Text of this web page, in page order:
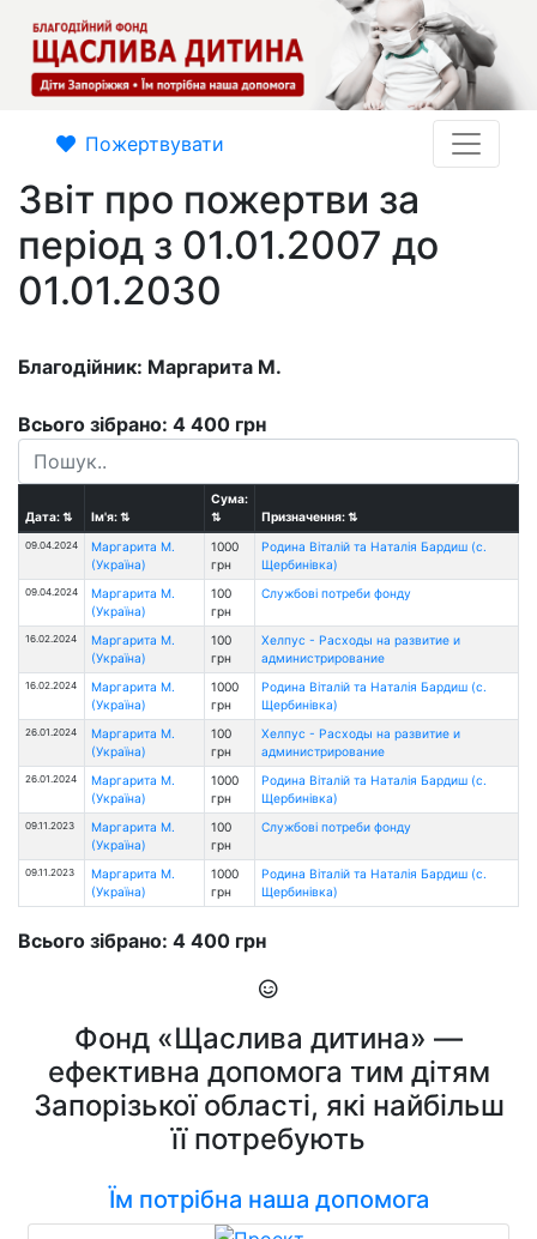
Пожертвувати
Звіт про пожертви за
період з 01.01.2007 до
01.01.2030
Благодійник: Маргарита М.
Всього зібрано: 4 400 грн
Дата:⇅ Ім'я:⇅
Сума:
⇅
Призначення:⇅
09.04.2024
Маргарита М.
(Україна)
1000
грн
Родина Віталій та Наталія Бардиш (с.
Щербинівка)
09.04.2024
Маргарита М.
(Україна)
100
грн
Службові потреби фонду
16.02.2024
Маргарита М.
(Україна)
100
грн
Хелпус - Расходы на развитие и
администрирование
16.02.2024
Маргарита М.
(Україна)
1000
грн
Родина Віталій та Наталія Бардиш (с.
Щербинівка)
26.01.2024
Маргарита М.
(Україна)
100
грн
Хелпус - Расходы на развитие и
администрирование
26.01.2024
Маргарита М.
(Україна)
1000
грн
Родина Віталій та Наталія Бардиш (с.
Щербинівка)
09.11.2023
Маргарита М.
(Україна)
100
грн
Службові потреби фонду
09.11.2023
Маргарита М.
(Україна)
1000
грн
Родина Віталій та Наталія Бардиш (с.
Щербинівка)
Всього зібрано: 4 400 грн
Фонд «Щаслива дитина» —
ефективна допомога тим дітям
Запорізької області, які найбільш
її потребують
Їм потрібна наша допомога